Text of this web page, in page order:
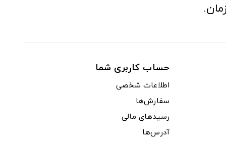
حساب کاربری شما
اطلاعات شخصی
سفارش‌ها
رسیدهای مالی
آدرس‌ها